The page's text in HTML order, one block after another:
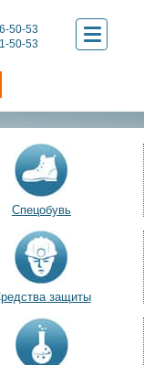
50-53
50-53
Toggle
Спецобувь
защиты